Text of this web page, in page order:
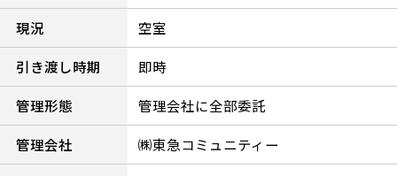
現況
空室
引き渡し時期
即時
管理形態
管理会社に全部委託
管理会社
㈱東急コミュニティー